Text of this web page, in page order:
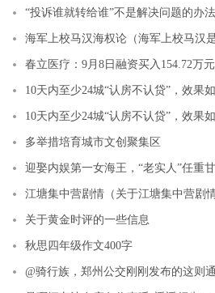
“投诉谁就转给谁”不是解决问题的办法
海军上校马汉海权论（海军上校马汉
10天内至少24城“认房不认贷”，效果
10天内至少24城“认房不认贷”，效果
多举措培育城市文创聚集区
江塘集中营剧情（关于江塘集中营剧
关于黄金时评的一些信息
秋思四年级作文400字
@骑行族，郑州公交刚刚发布的这则